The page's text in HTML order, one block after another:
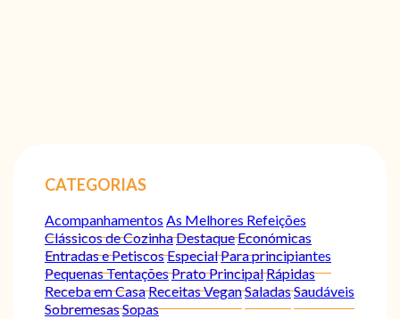
CATEGORIAS
Acompanhamentos As Melhores Refeições
Clássicos de CozinhaDestaqueEconómicas
Entradas e PetiscosEspecialPara principiantes
Pequenas TentaçõesPrato PrincipalRápidas
Receba em CasaReceitas VeganSaladasSaudáveis
SobremesasSopas